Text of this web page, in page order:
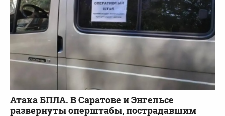
Атака БПЛА. В Саратове и Энгельсе
развернуты оперштабы, пострадавшим